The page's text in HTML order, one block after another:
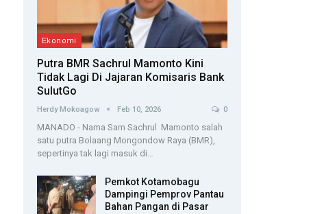
Ekonomi
Putra BMR Sachrul Mamonto Kini
Tidak Lagi Di Jajaran Komisaris Bank
SulutGo
Herdy Mokoagow Feb 10, 2026 0
MANADO - Nama Sam Sachrul Mamonto salah
satu putra Bolaang Mongondow Raya (BMR),
sepertinya tak lagi masuk di…
Pemkot Kotamobagu
Dampingi Pemprov Pantau
Bahan Pangan di Pasar